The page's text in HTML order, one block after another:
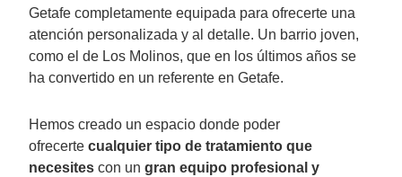
Getafe completamente equipada para ofrecerte una
atención personalizada y al detalle. Un barrio joven,
como el de Los Molinos, que en los últimos años se
ha convertido en un referente en Getafe.
Hemos creado un espacio donde poder
ofrecerte cualquier tipo de tratamiento que
necesites con un gran equipo profesional y